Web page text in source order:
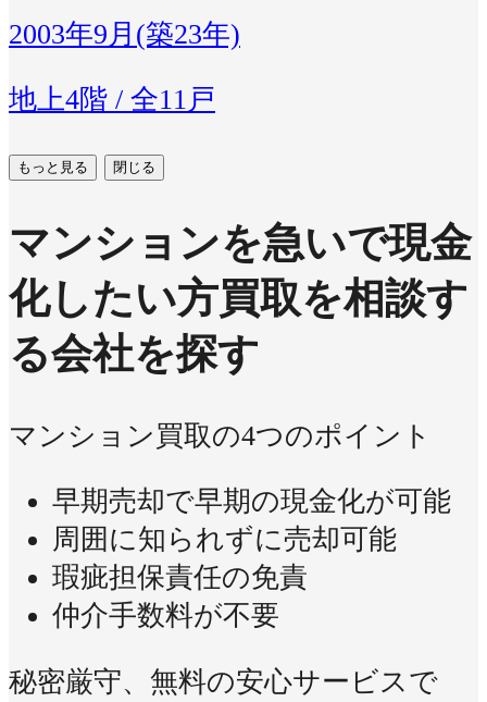
2003年9月(築23年)
地上4階 / 全11戸
もっと見る 閉じる
マンションを急いで現金
化したい方買取を相談す
る会社を探す
マンション買取の4つのポイント
早期売却で早期の現金化が可能
周囲に知られずに売却可能
瑕疵担保責任の免責
仲介手数料が不要
秘密厳守、無料の安心サービスで